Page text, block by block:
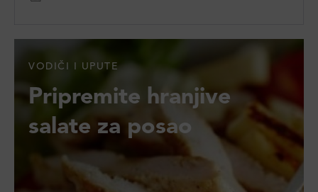
VODIČI I UPUTE
Pripremite hranjive
salate za posao